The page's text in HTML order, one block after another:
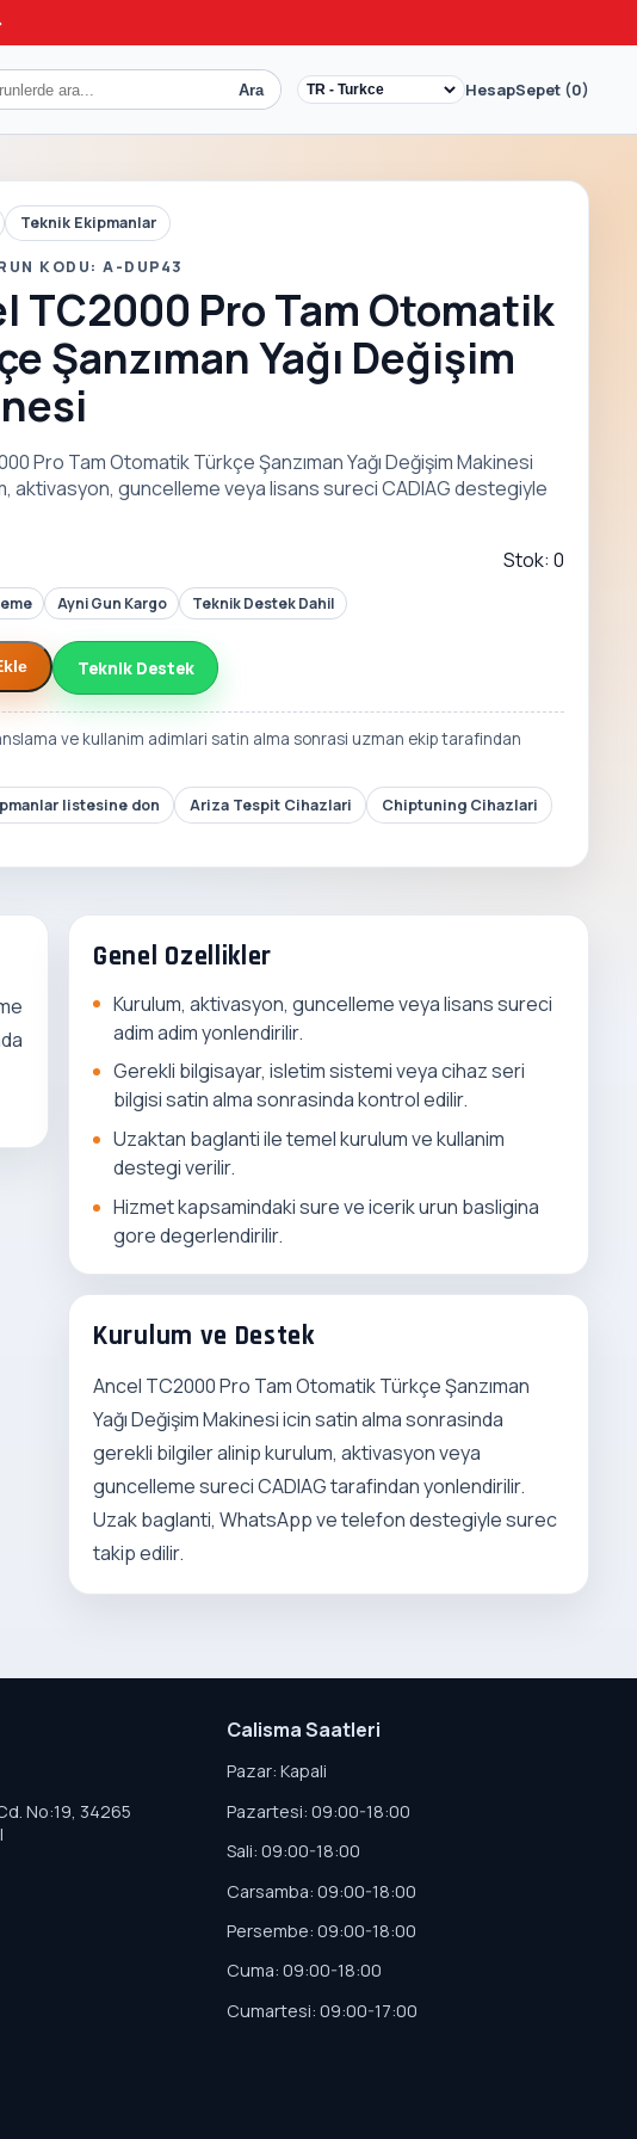
Ara HesapSepet (0)
Teknik Ekipmanlar
KODU: A-DUP43
TC2000 Pro Tam Otomatik
Şanzıman Yağı Değişim
Pro Tam Otomatik Türkçe Şanzıman Yağı Değişim Makinesi
aktivasyon, guncelleme veya lisans sureci CADIAG destegiyle
Stok: 0
Ayni Gun Kargo Teknik Destek Dahil
Teknik Destek
ve kullanim adimlari satin alma sonrasi uzman ekip tarafindan
listesine don Ariza Tespit Cihazlari Chiptuning Cihazlari
Genel Ozellikler
Kurulum, aktivasyon, guncelleme veya lisans sureci
adim adim yonlendirilir.
Gerekli bilgisayar, isletim sistemi veya cihaz seri
bilgisi satin alma sonrasinda kontrol edilir.
Uzaktan baglanti ile temel kurulum ve kullanim
destegi verilir.
Hizmet kapsamindaki sure ve icerik urun basligina
gore degerlendirilir.
Kurulum ve Destek
Ancel TC2000 Pro Tam Otomatik Türkçe Şanzıman
Yağı Değişim Makinesi icin satin alma sonrasinda
gerekli bilgiler alinip kurulum, aktivasyon veya
guncelleme sureci CADIAG tarafindan yonlendirilir.
Uzak baglanti, WhatsApp ve telefon destegiyle surec
takip edilir.
No:19, 34265
Calisma Saatleri
Pazar: Kapali
Pazartesi: 09:00-18:00
Sali: 09:00-18:00
Carsamba: 09:00-18:00
Persembe: 09:00-18:00
Cuma: 09:00-18:00
Cumartesi: 09:00-17:00